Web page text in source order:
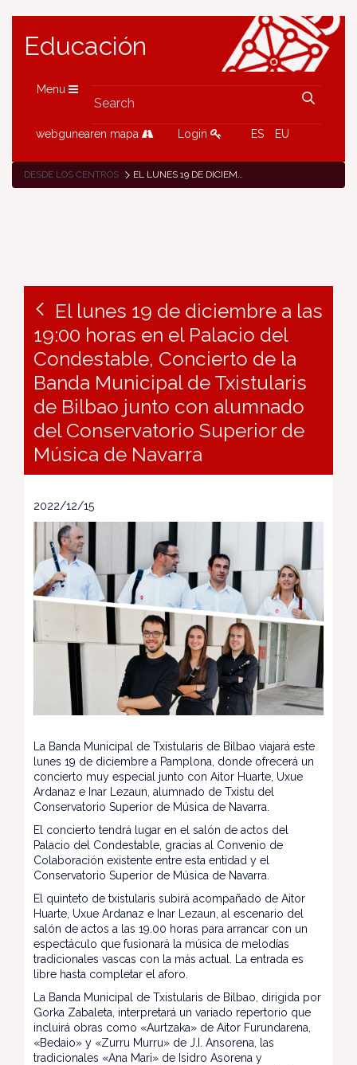
Educación
Menu
webgunearen mapa Login ES EU
DESDE LOS CENTROS EL LUNES 19 DE DICIEMBRE A LAS 19:00 HORAS EN EL PALACIO DEL CONDESTABLE, CONCIERTO DE LA BANDA MUNICIPAL DE TXISTULARIS DE BILBAO JUNTO CON ALUMNADO DEL CONSERVATORIO SUPERIOR DE MÚSICA DE NAVARRA
El lunes 19 de diciembre a las
19:00 horas en el Palacio del
Condestable, Concierto de la
Banda Municipal de Txistularis
de Bilbao junto con alumnado
del Conservatorio Superior de
Música de Navarra
2022/12/15
La Banda Municipal de Txistularis de Bilbao viajará este
lunes 19 de diciembre a Pamplona, donde ofrecerá un
concierto muy especial junto con Aitor Huarte, Uxue
Ardanaz e Inar Lezaun, alumnado de Txistu del
Conservatorio Superior de Música de Navarra.
El concierto tendrá lugar en el salón de actos del
Palacio del Condestable, gracias al Convenio de
Colaboración existente entre esta entidad y el
Conservatorio Superior de Música de Navarra.
El quinteto de txistularis subirá acompañado de Aitor
Huarte, Uxue Ardanaz e Inar Lezaun, al escenario del
salón de actos a las 19.00 horas para arrancar con un
espectáculo que fusionará la música de melodías
tradicionales vascas con la más actual. La entrada es
libre hasta completar el aforo.
La Banda Municipal de Txistularis de Bilbao, dirigida por
Gorka Zabaleta, interpretará un variado repertorio que
incluirá obras como «Aurtzaka» de Aitor Furundarena,
«Bedaio» y «Zurru Murru» de J.I. Ansorena, las
tradicionales «Ana Mari» de Isidro Asorena y